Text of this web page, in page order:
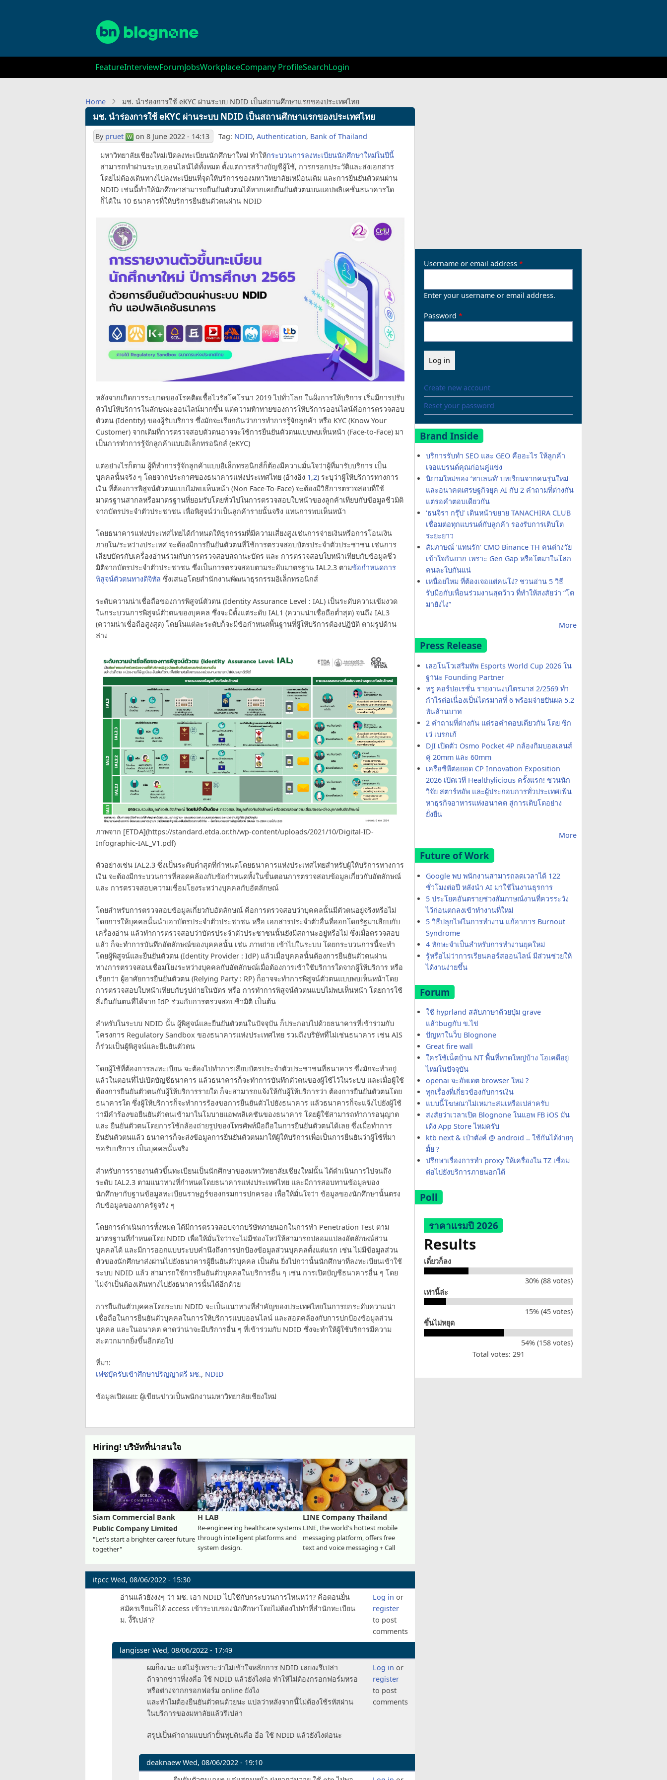
Main
navigation
FeatureInterviewForumJobsWorkplaceCompany ProfileSearchLogin
Home มช. นำร่องการใช้ eKYC ผ่านระบบ NDID เป็นสถานศึกษาแรกของประเทศไทย
มช. นำร่องการใช้ eKYC ผ่านระบบ NDID เป็นสถานศึกษาแรกของประเทศไทย
By pruet on 8 June 2022 - 14:13 Tag: NDID, Authentication, Bank of Thailand
มหาวิทยาลัยเชียงใหม่เปิดลงทะเบียนนักศึกษาใหม่ ทำให้กระบวนการลงทะเบียนนักศึกษาใหม่ในปีนี้
สามารถทำผ่านระบบออนไลน์ได้ทั้งหมด ตั้งแต่การสร้างบัญชีผู้ใช้, การกรอกประวัติและส่งเอกสาร
โดยไม่ต้องเดินทางไปลงทะเบียนที่จุดให้บริการของมหาวิทยาลัยเหมือนเดิม และการยืนยันตัวตนผ่าน
NDID เช่นนี้ทำให้นักศึกษาสามารถยืนยันตัวตนได้หากเคยยืนยันตัวตนบนแอปพลิเคชั่นธนาคารใด
ก็ได้ใน 10 ธนาคารที่ให้บริการยืนยันตัวตนผ่าน NDID
หลังจากเกิดการระบาดของโรคติดเชื้อไวรัสโคโรนา 2019 ไปทั่วโลก ในฝั่งการให้บริการ เริ่มมีการปรับ
ตัวไปให้บริการในลักษณะออนไลน์มากขึ้น แต่ความท้าทายของการให้บริการออนไลน์คือการตรวจสอบ
ตัวตน (Identity) ของผู้รับบริการ ซึ่งมักจะเรียกกันว่าการทำการรู้จักลูกค้า หรือ KYC (Know Your
Customer) จากเดิมที่การตรวจสอบตัวตนอาจจะใช้การยืนยันตัวตนแบบพบเห็นหน้า (Face-to-Face) มา
เป็นการทำการรู้จักลูกค้าแบบอิเล็กทรอนิกส์ (eKYC)
แต่อย่างไรก็ตาม ผู้ที่ทำการรู้จักลูกค้าแบบอิเล็กทรอนิกส์ก็ต้องมีความมั่นใจว่าผู้ที่มารับบริการ เป็น
บุคคลนั้นจริง ๆ โดยจากประกาศของธนาคารแห่งประเทศไทย (อ้างอิง 1 ,2) ระบุว่าผู้ให้บริการทางการ
เงิน ที่ต้องการพิสูจน์ตัวตนแบบไม่พบเห็นหน้า (Non Face-To-Face) จะต้องมีวิธีการตรวจสอบที่ใช้
มาตรฐานสากลหรือมาตรฐานที่ยอมรับโดยทั่วไปในการตรวจสอบใบหน้าของลูกค้าเทียบกับข้อมูลชีวมิติ
จากบัตรประจำตัวประชาชน เพื่อพิสูจน์ว่าเป็นลูกค้ารายนั้นจริง แทนการพบเห็นหน้า
โดยธนาคารแห่งประเทศไทยได้กำหนดให้ธุรกรรมที่มีความเสี่ยงสูงเช่นการจ่ายเงินหรือการโอนเงิน
ภายใน/ระหว่างประเทศ จะต้องมีการยืนยันตัวตนที่ใช้การตรวจสอบบัตรประจำตัวประชาชน เช่นการ
เสียบบัตรกับเครื่องอ่านร่วมกับการตรวจสอบสถานะบัตร และ การตรวจสอบใบหน้าเทียบกับข้อมูลชีว
มิติจากบัตรประจำตัวประชาชน ซึ่งเป็นการตรวจสอบตามระดับมาตรฐาน IAL2.3 ตามข้อกำหนดการ
พิสูจน์ตัวตนทางดิจิทัล ซึ่งเสนอโดยสำนักงานพัฒนาธุรกรรมอิเล็กทรอนิกส์
ระดับความน่าเชื่อถือของการพิสูจน์ตัวตน (Identity Assurance Level : IAL) เป็นระดับความเข้มงวด
ในกระบวนการพิสูจน์ตัวตนของบุคคล ซึ่งจะมีตั้งแต่ระดับ IAL1 (ความน่าเชื่อถือต่ำสุด) จนถึง IAL3
(ความน่าเชื่อถือสูงสุด) โดยในแต่ละระดับก็จะมีข้อกำหนดพื้นฐานที่ผู้ให้บริการต้องปฏิบัติ ตามรูปด้าน
ล่าง
ภาพจาก [ETDA](https://standard.etda.or.th/wp-content/uploads/2021/10/Digital-ID-
Infographic-IAL_V1.pdf)
ตัวอย่างเช่น IAL2.3 ซึ่งเป็นระดับต่ำสุดที่กำหนดโดยธนาคารแห่งประเทศไทยสำหรับผู้ให้บริการทางการ
เงิน จะต้องมีกระบวนการที่สอดคล้องกับข้อกำหนดทั้งในขั้นตอนการตรวจสอบข้อมูลเกี่ยวกับอัตลักษณ์
และ การตรวจสอบความเชื่อมโยงระหว่างบุคคลกับอัตลักษณ์
โดยสำหรับการตรวจสอบข้อมูลเกี่ยวกับอัตลักษณ์ คือการตรวจสอบว่าบุคคลนั้นมีตัวตนอยู่จริงหรือไม่
โดยการให้บุคคลนั้นนำเอาบัตรประจำตัวประชาชน หรือ เอกสารประจำตัวอื่นที่ออกโดยรัฐมาเสียบกับ
เครื่องอ่าน แล้วทำการตรวจสอบว่าบัตรประจำตัวประชาชนนั้นยังมีสถานะอยู่หรือไม่ ซึ่งเมื่อตรวจสอบ
แล้ว ก็จะทำการบันทึกอัตลักษณ์ของบุคคลนั้น เช่น ภาพถ่าย เข้าไปในระบบ โดยกระบวนการนี้จะทำ
โดยผู้พิสูจน์และยืนยันตัวตน (Identity Provider : IdP) แล้วเมื่อบุคคลนั้นต้องการยืนยันตัวตนผ่าน
ทางการตรวจสอบเชื่อมโยงระหว่างบุคคลกับอัตลักษณ์เมื่อต้องการเข้าใช้บริการใดจากผู้ให้บริการ หรือ
เรียกว่า ผู้อาศัยการยืนยันตัวตน (Relying Party : RP) ก็อาจจะทำการพิสูจน์ตัวตนแบบพบเห็นหน้าโดย
การตรวจสอบใบหน้าเทียบกับรูปถ่ายในบัตร หรือ การทำการพิสูจน์ตัวตนแบบไม่พบเห็นหน้า โดยการใช้
สิ่งยืนยันตนที่ได้จาก IdP ร่วมกับการตรวจสอบชีวมิติ เป็นต้น
สำหรับในระบบ NDID นั้น ผู้พิสูจน์และยืนยันตัวตนในปัจจุบัน ก็ประกอบไปด้วยธนาคารที่เข้าร่วมกับ
โครงการ Regulatory Sandbox ของธนาคารแห่งประเทศไทย รวมถึงบริษัทที่ไม่เช่นธนาคาร เช่น AIS
ก็ร่วมเป็นผู้พิสูจน์และยืนยันตัวตน
โดยผู้ใช้ที่ต้องการลงทะเบียน จะต้องไปทำการเสียบบัตรประจำตัวประชาชนที่ธนาคาร ซึ่งมักจะทำอยู่
แล้วในตอนที่ไปเปิดบัญชีธนาคาร แล้วธนาคารก็จะทำการบันทึกตัวตนของผู้ใช้ไว้ในระบบ และเมื่อผู้ใช้
ต้องการยืนยันตัวตนกับผู้ให้บริการรายใด ก็จะสามารถแจ้งให้กับผู้ให้บริการว่า ต้องการยืนยันตัวตนโดย
ธนาคารใด ซึ่งผู้ให้บริการก็จะทำการร้องขอการยืนยันตัวไปยังธนาคาร แล้วธนาคารก็จะแจ้งไปยังผู้ใช้
ว่ามีคำร้องขอยืนยันตัวตนเข้ามาในโมบายแอพพลิเคชันของธนาคาร โดยผู้ใช้สามารถทำการอนุญาต
และ ยืนยันตัวตนโดยการใช้กล้องถ่ายรูปของโทรศัพท์มือถือในการยืนยันตัวตนได้เลย ซึ่งเมื่อทำการ
ยืนยันตัวตนแล้ว ธนาคารก็จะส่งข้อมูลการยืนยันตัวตนมาให้ผู้ให้บริการเพื่อเป็นการยืนยันว่าผู้ใช้ที่มา
ขอรับบริการ เป็นบุคคลนั้นจริง
สำหรับการรายงานตัวขึ้นทะเบียนเป็นนักศึกษาของมหาวิทยาลัยเชียงใหม่นั้น ได้ดำเนินการไปจนถึง
ระดับ IAL2.3 ตามแนวทางที่กำหนดโดยธนาคารแห่งประเทศไทย และมีการสอบทานข้อมูลของ
นักศึกษากับฐานข้อมูลทะเบียนราษฏร์ของกรมการปกครอง เพื่อให้มั่นใจว่า ข้อมูลของนักศึกษานั้นตรง
กับข้อมูลของภาครัฐจริง ๆ
โดยการดำเนินการทั้งหมด ได้มีการตรวจสอบจากบริษัทภายนอกในการทำ Penetration Test ตาม
มาตรฐานที่กำหนดโดย NDID เพื่อให้มั่นใจว่าจะไม่มีช่องโหว่ให้สามารถปลอมแปลงอัตลักษณ์ส่วน
บุคคลได้ และมีการออกแบบระบบคำนึงถึงการปกป้องข้อมูลส่วนบุคคลตั้งแต่แรก เช่น ไม่มีข้อมูลส่วน
ตัวของนักศึกษาส่งผ่านไปยังธนาคารผู้ยืนยันตัวบุคคล เป็นต้น ยิ่งไปกว่านั้นนักศึกษาที่ลงทะเบียนเข้าใช้
ระบบ NDID แล้ว สามารถใช้การยืนยันตัวบุคคลในบริการอื่น ๆ เช่น การเปิดบัญชีธนาคารอื่น ๆ โดย
ไม่จำเป็นต้องเดินทางไปยังธนาคารนั้นได้อีกด้วย
การยืนยันตัวบุคคลโดยระบบ NDID จะเป็นแนวทางที่สำคัญของประเทศไทยในการยกระดับความน่า
เชื่อถือในการยืนยันตัวบุคคลในการให้บริการแบบออนไลน์ และสอดคล้องกับการปกป้องข้อมูลส่วน
บุคคล และในอนาคต คาดว่าน่าจะมีบริการอื่น ๆ ที่เข้าร่วมกับ NDID ซึ่งจะทำให้ผู้ใช้บริการมีความ
สะดวกมากยิ่งขึ้นอีกต่อไป
ที่มา:
เฟซบุ๊ครับเข้าศึกษาปริญญาตรี มช., NDID
ข้อมูลเปิดเผย: ผู้เขียนข่าวเป็นพนักงานมหาวิทยาลัยเชียงใหม่
Hiring! บริษัทที่น่าสนใจ
Siam Commercial Bank
Public Company Limited
"Let's start a brighter career future
together"
H LAB
Re-engineering healthcare systems
through intelligent platforms and
system design.
LINE Company Thailand
LINE, the world's hottest mobile
messaging platform, offers free
text and voice messaging + Call
itpcc Wed, 08/06/2022 - 15:30
อ่านแล้วยังงงๆ ว่า มช. เอา NDID ไปใช้กับกระบวนการไหนหว่า? คือตอนยื่น
สมัครเรียนก็ได้ access เข้าระบบของนักศึกษาโดยไม่ต้องไปทำที่สำนักทะเบียน
ม. งี้รึเปล่า?
Log in or
register
to post
comments
langisser Wed, 08/06/2022 - 17:49
In
ผมก็งงนะ แต่ไม่รู้เพราะว่าไม่เข้าใจหลักการ NDID เลยงงรึเปล่า
ถ้าจากข่าวที่งงคือ ใช้ NDID แล้วยังไงต่อ ทำให้ไม่ต้องกรอกฟอร์มหรอ
หรือต่างจากกรอกฟอร์ม online ยังไง
และทำไมต้องยืนยันตัวตนด้วยนะ แปลว่าหลังจากนี้ไม่ต้องใช้รหัสผ่าน
ในบริการของมหาลัยแล้วรึเปล่า
สรุปเป็นคำถามแบบกำปั้นทุบดินคือ อือ ใช้ NDID แล้วยังไงต่อนะ
Log in or
register
to post
comments
deaknaew Wed, 08/06/2022 - 19:10
In
Username or email address
Enter your username or email address.
Password
Create new account
Reset your password
Brand Inside
บริการรับทำ SEO และ GEO คืออะไร ให้ลูกค้า
เจอแบรนด์คุณก่อนคู่แข่ง
นิยามใหม่ของ ‘ทาเลนท์’ บทเรียนจากคนรุ่นใหม่
และอนาคตเศรษฐกิจยุค AI กับ 2 คำถามที่ต่างกัน
แต่รอคำตอบเดียวกัน
‘ธนจิรา กรุ๊ป’ เดินหน้าขยาย TANACHIRA CLUB
เชื่อมต่อทุกแบรนด์กับลูกค้า รองรับการเติบโต
ระยะยาว
สัมภาษณ์ ‘แทนรัก’ CMO Binance TH คนต่างวัย
เข้าใจกันยาก เพราะ Gen Gap หรือโตมาในโลก
คนละใบกันแน่
เหนื่อยไหม ที่ต้องเจอแต่คนโง่? ชวนอ่าน 5 วิธี
รับมือกับเพื่อนร่วมงานสุดว้าว ที่ทำให้สงสัยว่า “โต
มายังไง”
More
Press Release
เลอโนโวเสริมทัพ Esports World Cup 2026 ใน
ฐานะ Founding Partner
ทรู คอร์ปอเรชั่น รายงานงบไตรมาส 2/2569 ทำ
กำไรต่อเนื่องเป็นไตรมาสที่ 6 พร้อมจ่ายปันผล 5.2
พันล้านบาท
2 คำถามที่ต่างกัน แต่รอคำตอบเดียวกัน โดย ซิก
เว่ เบรกเก้
DJI เปิดตัว Osmo Pocket 4P กล้องกิมบอลเลนส์
คู่ 20mm และ 60mm
เครือซีพีต่อยอด CP Innovation Exposition
2026 เปิดเวที Healthylicious ครั้งแรก! ชวนนัก
วิจัย สตาร์ทอัพ และผู้ประกอบการทั่วประเทศเฟ้น
หาธุรกิจอาหารแห่งอนาคต สู่การเติบโตอย่าง
ยั่งยืน
More
Future of Work
Google พบ พนักงานสามารถลดเวลาได้ 122
ชั่วโมงต่อปี หลังนำ AI มาใช้ในงานธุรการ
5 ประโยคอันตรายช่วงสัมภาษณ์งานที่ควรระวัง
ไว้ก่อนตกลงเข้าทำงานที่ใหม่
5 วิธีปลุกไฟในการทำงาน แก้อาการ Burnout
Syndrome
4 ทักษะจำเป็นสำหรับการทำงานยุคใหม่
รู้หรือไม่ว่าการเรียนคอร์สออนไลน์ มีส่วนช่วยให้
ได้งานง่ายขึ้น
Forum
ใช้ hyprland สลับภาษาด้วยปุ่ม grave
แล้วbugกับ ข.ไข่
ปัญหาในว็บ Blognone
Great fire wall
ใครใช้เน็ตบ้าน NT พื้นที่หาดใหญ่บ้าง โอเคดีอยู่
ไหมในปัจจุบัน
openai จะอัพเดต browser ใหม่ ?
ทุกเรื่องที่เกี่ยวข้องกับการเงิน
แบบนี้โฆษณาไม่เหมาะสมเหรือเปล่าครับ
สงสัยว่าเวลาเปิด Blognone ในแอพ FB iOS มัน
เด้ง App Store ไหมครับ
ktb next & เป๋าตังค์ @ android .. ใช้กันได้ง่ายๆ
มั้ย ?
ปรึกษาเรื่องการทำ proxy ให้เครื่องใน TZ เชื่อม
ต่อไปยังบริการภายนอกได้
Poll
ราคาแรมปี 2026
Results
เดี๋ยวก็ลง
30% (88 votes)
เท่านี้ล่ะ
15% (45 votes)
ขึ้นไม่หยุด
54% (158 votes)
Total votes: 291